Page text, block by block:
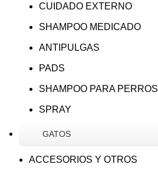
CUIDADO EXTERNO
SHAMPOO MEDICADO
ANTIPULGAS
PADS
SHAMPOO PARA PERROS
SPRAY
GATOS
ACCESORIOS Y OTROS